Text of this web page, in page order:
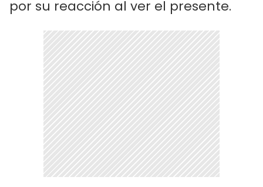
por su reacción al ver el presente.